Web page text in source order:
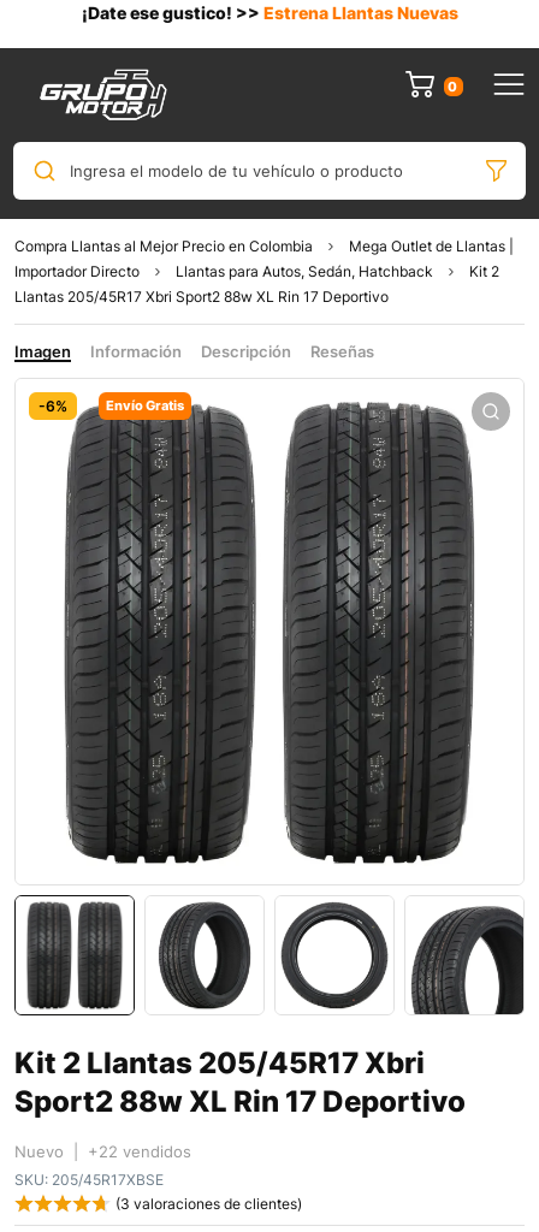
¡Date ese gustico! >> Estrena Llantas Nuevas
0
Ingresa el modelo de tu vehículo o producto
Compra Llantas al Mejor Precio en Colombia
Mega Outlet de Llantas |
Importador Directo
Llantas para Autos, Sedán, Hatchback
Kit 2
Llantas 205/45R17 Xbri Sport2 88w XL Rin 17 Deportivo
Imagen Información Descripción Reseñas
-6% Envío Gratis
Kit 2 Llantas 205/45R17 Xbri
Sport2 88w XL Rin 17 Deportivo
Nuevo | +22 vendidos
SKU: 205/45R17XBSE
(3 valoraciones de clientes)